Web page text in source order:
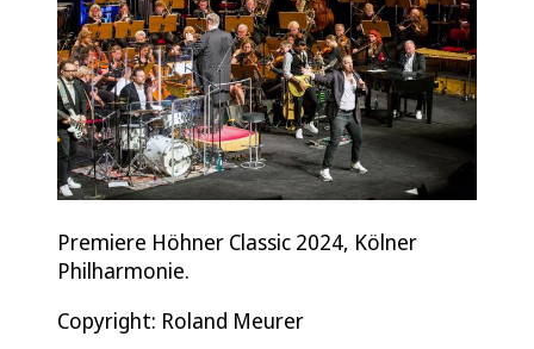
Premiere Höhner Classic 2024, Kölner
Philharmonie.
Copyright: Roland Meurer